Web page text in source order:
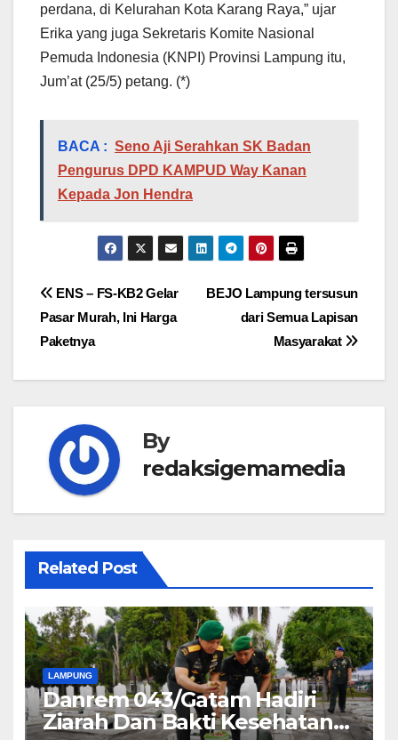
perdana, di Kelurahan Kota Karang Raya,” ujar
Erika yang juga Sekretaris Komite Nasional
Pemuda Indonesia (KNPI) Provinsi Lampung itu,
Jum’at (25/5) petang. (*)
BACA : Seno Aji Serahkan SK Badan
Pengurus DPD KAMPUD Way Kanan
Kepada Jon Hendra
Navigasi
pos
BEJO Lampung tersusun
dari Semua Lapisan
Masyarakat
ENS – FS-KB2 Gelar
Pasar Murah, Ini Harga
Paketnya
By
redaksigemamedia
Related Post
LAMPUNG
Danrem 043/Gatam Hadiri
Ziarah Dan Bakti Kesehatan